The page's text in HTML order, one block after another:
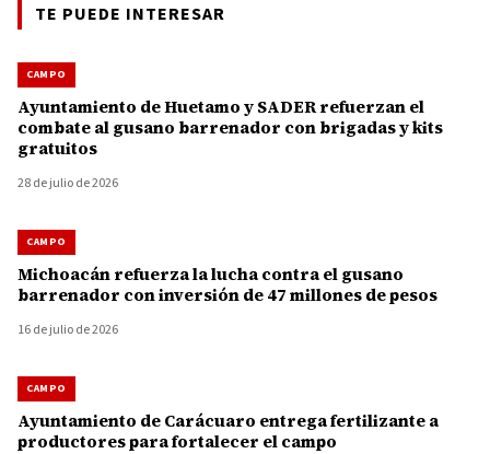
TE PUEDE INTERESAR
CAMPO
Ayuntamiento de Huetamo y SADER refuerzan el
combate al gusano barrenador con brigadas y kits
gratuitos
28 de julio de 2026
CAMPO
Michoacán refuerza la lucha contra el gusano
barrenador con inversión de 47 millones de pesos
16 de julio de 2026
CAMPO
Ayuntamiento de Carácuaro entrega fertilizante a
productores para fortalecer el campo